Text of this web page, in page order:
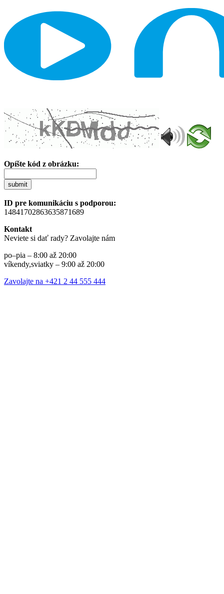
Opíšte kód z obrázku:
submit
ID pre komunikáciu s podporou:
14841702863635871689
Kontakt
Neviete si dať rady? Zavolajte nám
po–pia – 8:00 až 20:00
víkendy,sviatky – 9:00 až 20:00
Zavolajte na +421 2 44 555 444